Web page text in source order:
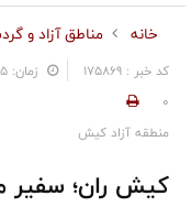
وضعیت
ناوبری
خانه
مناطق آزاد و
کد خبر : 175869 زمان: ۱۵:۳۰:۱۵ - تاریخ: ۱۴۰۳/۱۱/۲۴
0
منطقه آزاد کیش
کیش ران؛ سفیر